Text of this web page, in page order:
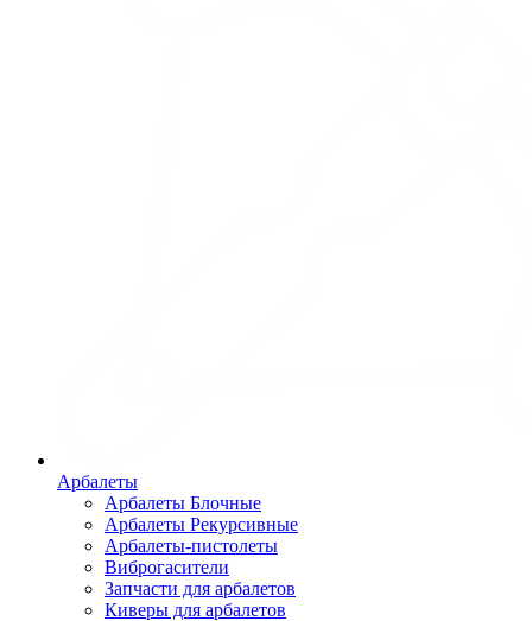
Арбалеты
Арбалеты Блочные
Арбалеты Рекурсивные
Арбалеты-пистолеты
Виброгасители
Запчасти для арбалетов
Киверы для арбалетов